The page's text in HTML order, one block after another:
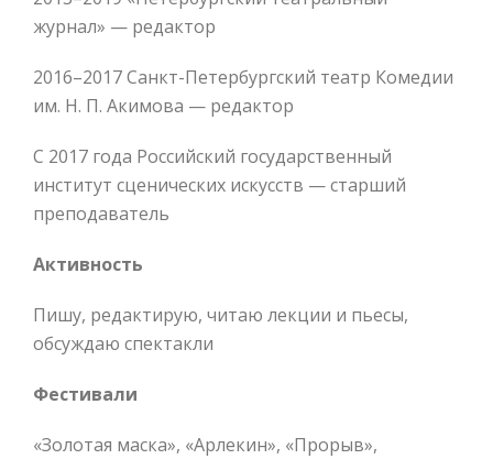
журнал» — редактор
2016–2017 Санкт-Петербургский театр Комедии
им. Н. П. Акимова — редактор
С 2017 года Российский государственный
институт сценических искусств — старший
преподаватель
Активность
Пишу, редактирую, читаю лекции и пьесы,
обсуждаю спектакли
Фестивали
«Золотая маска», «Арлекин», «Прорыв»,